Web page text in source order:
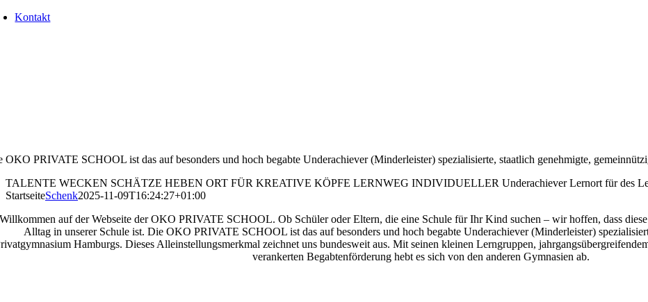
Kontakt
OKO PRIVATE SCHOOL ist das auf besonders und hoch begabte Underachiever (Minderleister) spezialisierte, staatlich genehmigte,
TALENTE WECKEN SCHÄTZE HEBEN ORT FÜR KREATIVE KÖPFE LERNWEG INDIVIDUELLER Underachiever Lernort für des
StartseiteSchenk2025-11-09T16:24:27+01:00
auf der Webseite der OKO PRIVATE SCHOOL. Ob Schüler oder Eltern, die eine Schule für Ihr Kind suchen – wir hoffen, dass
Alltag in unserer Schule ist. Die OKO PRIVATE SCHOOL ist das auf besonders und hoch begabte Underachiever (Minderleister)
Hamburgs. Dieses Alleinstellungsmerkmal zeichnet uns bundesweit aus. Mit seinen kleinen Lerngruppen,
verankerten Begabtenförderung hebt es sich von den anderen Gymnasien ab.